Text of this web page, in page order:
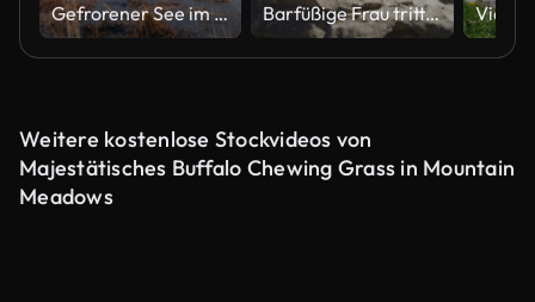
Gefrorener See im Nationalpark Torres del Paine, Chile Barfüßige Frau tritt auf Felsen am sonnigen Bergseeufer
Weitere kostenlose Stockvideos von
Majestätisches Buffalo Chewing Grass in Mountain
Meadows